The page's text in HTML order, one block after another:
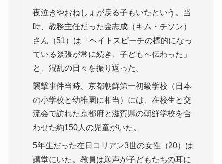
夜泣きやおねしょが戻る子もいたという。当
時、教務主任だった金志成（キム・チソン）
さん（51）は「ヘイトスピーチの標的になっ
ている緊張が常に続き、子どもへ伝わった」
と、混乱の日々を振り返った。
襲撃事件当時、京都朝鮮第一初級学校（日本
の小学校と幼稚園に相当）には、在校生と交
流会で訪れた京都府と滋賀県の朝鮮学校を合
わせた約150人の児童がいた。
5年生だった在日コリアン3世の女性（20）は
講堂にいた。教員は罵声が子どもたちの耳に